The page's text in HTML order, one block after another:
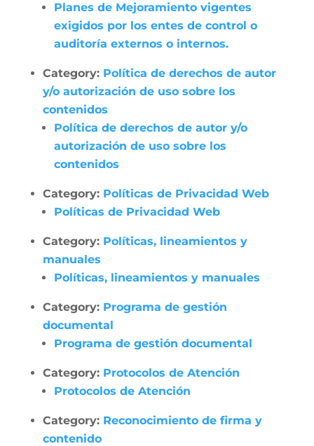
Planes de Mejoramiento vigentes
exigidos por los entes de control o
auditoría externos o internos.
Category: Política de derechos de autor
y/o autorización de uso sobre los
contenidos
Política de derechos de autor y/o
autorización de uso sobre los
contenidos
Category: Políticas de Privacidad Web
Políticas de Privacidad Web
Category: Políticas, lineamientos y
manuales
Políticas, lineamientos y manuales
Category: Programa de gestión
documental
Programa de gestión documental
Category: Protocolos de Atención
Protocolos de Atención
Category: Reconocimiento de firma y
contenido